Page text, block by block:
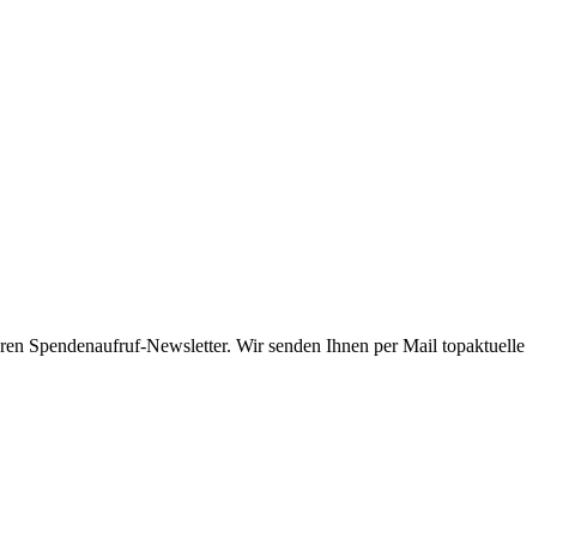
Spendenaufruf-Newsletter. Wir senden Ihnen per Mail topaktuelle